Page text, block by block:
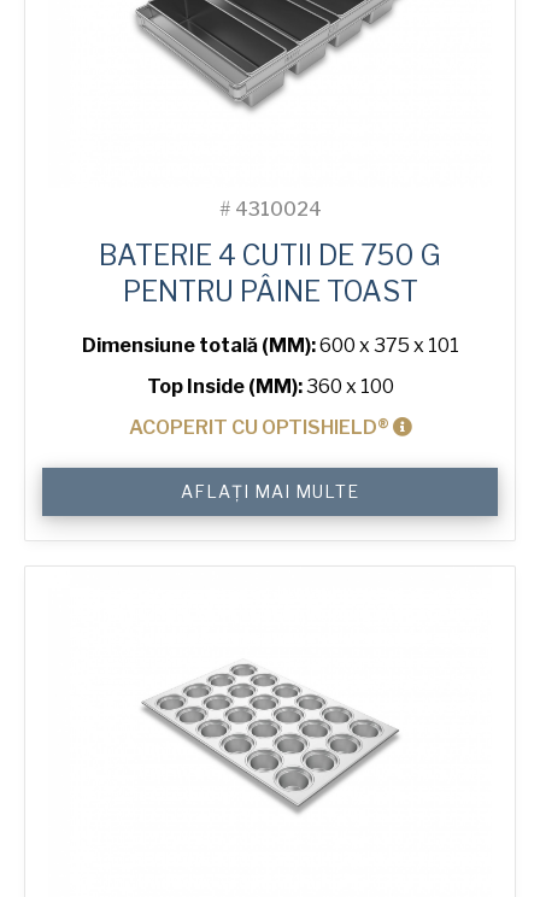
# 4310024
BATERIE 4 CUTII DE 750 G
PENTRU PÂINE TOAST
Dimensiune totală (MM):600 x 375 x 101
Top Inside (MM):360 x 100
ACOPERIT CU OPTISHIELD®
g
Toast
4-
AFLAȚI MAI MULTE